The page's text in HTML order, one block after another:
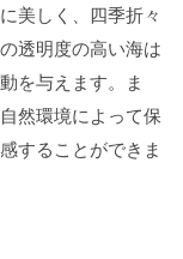
美しく、四季折々
透明度の高い海は
を与えます。ま
然環境によって保
することができま